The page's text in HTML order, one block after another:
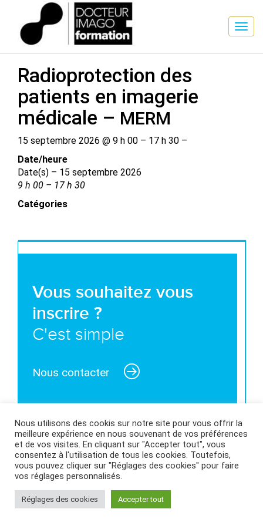
SESSION DE FORMATION
Radioprotection des
patients en imagerie
médicale – MERM
15 septembre 2026 @ 9 h 00 – 17 h 30 –
Date/​heure
Date(s) – 15 septembre 2026
9 h 00 – 17 h 30
Catégories
Vous souhaitez vous
inscrire ?
C'est simple
Nous contacter
MENTIONS LÉGALES ET CONDITIONS GÉNÉRALES
D’UTILISATION| POLITIQUE DES COOKIES|
Nous utilisons des cookis sur notre site pour vous offrir la
meilleure expérience en nous souvenant de vos préférences
et de vos visites. En cliquant sur "Accepter tout", vous
consentez à l'utilisation de tous les cookies. Toutefois,
vous pouvez cliquer sur "Réglages des cookies" pour faire
vos réglages personnalisés.
Réglages des cookies Accepter tout